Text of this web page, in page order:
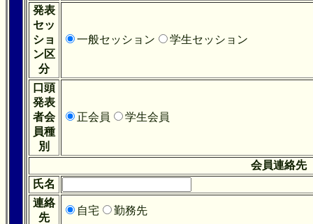
発表
セッ
ショ
ン区
分
一般セッション 学生セッション
口頭
発表
者会
員種
別
正会員 学生会員
会員連絡先
氏名
連絡
先
自宅 勤務先